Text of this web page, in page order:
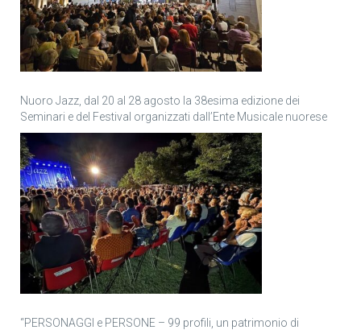
Nuoro Jazz, dal 20 al 28 agosto la 38esima edizione dei
Seminari e del Festival organizzati dall’Ente Musicale nuorese
“PERSONAGGI e PERSONE – 99 profili, un patrimonio di